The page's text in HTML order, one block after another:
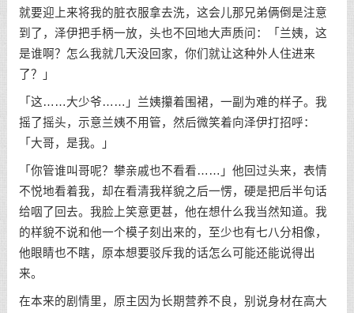
就要迎上来将我的脏衣服拿去洗，这会儿那兄弟俩倒是注意
到了，泽伊把手柄一放，头也不回地大声质问：「兰姨，这
是谁啊？怎么我就几天没回家，你们就让这种外人住进来
了？」
「这……大少爷……」兰姨攥着围裙，一副为难的样子。我
摇了摇头，示意兰姨不用管，然后微笑着向泽伊打招呼：
「大哥，是我。」
「你管谁叫哥呢？攀亲戚也不看看……」他回过头来，表情
不悦地看着我，却在看清我样貌之后一愣，硬是把后半句话
给咽了回去。我脸上笑意更甚，他在想什么我当然知道。我
的样貌不说和他一个模子刻出来的，至少也有七八分相像，
他眼睛也不瞎，原本想要驳斥我的话怎么可能还能说得出
来。
在本来的剧情里，原主因为长期营养不良，别说身材在高大